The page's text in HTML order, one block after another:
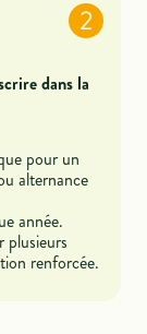
2
dans la
pour un
alternance
année.
plusieurs
renforcée.